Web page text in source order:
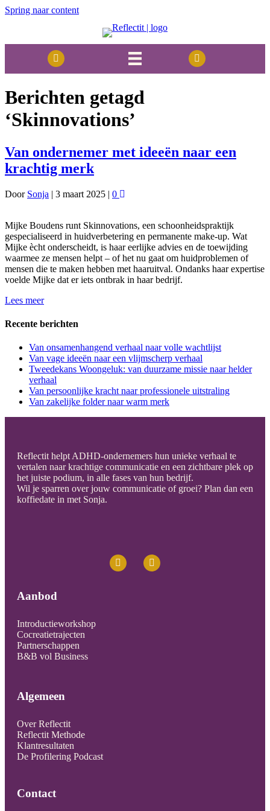
Spring naar content
Berichten getagd
‘Skinnovations’
Van ondernemer met ideeën naar een
krachtig merk
Door Sonja | 3 maart 2025 | 0
Mijke Boudens runt Skinnovations, een schoonheidspraktijk
gespecialiseerd in huidverbetering en permanente make-up. Wat
Mijke ècht onderscheidt, is haar eerlijke advies en de toewijding
waarmee ze mensen helpt – of het nu gaat om huidproblemen of
mensen die te maken hebben met haaruitval. Ondanks haar expertise
voelde Mijke dat er iets ontbrak in haar bedrijf.
Lees meer
Recente berichten
Van onsamenhangend verhaal naar volle wachtlijst
Van vage ideeën naar een vlijmscherp verhaal
Tweedekans Woongeluk: van duurzame missie naar helder
verhaal
Van persoonlijke kracht naar professionele uitstraling
Van zakelijke folder naar warm merk
Reflectit helpt ADHD-ondernemers hun unieke verhaal te
vertalen naar krachtige communicatie en een zichtbare plek op
het juiste podium, in alle fases van hun bedrijf.
Wil je sparren over jouw communicatie of groei? Plan dan een
koffiedate in met Sonja.
Aanbod
Introductieworkshop
Cocreatietrajecten
Partnerschappen
B&B vol Business
Algemeen
Over Reflectit
Reflectit Methode
Klantresultaten
De Profilering Podcast
Contact